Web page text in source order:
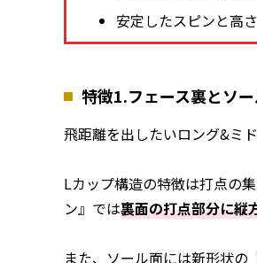
安定したスピンと高
特徴1.フェース裏とソ
飛距離を出したいロング&ミ
Lカップ構造の特徴は打点の
ン』では裏面の打点部分に縦
また、ソール面には新形状の